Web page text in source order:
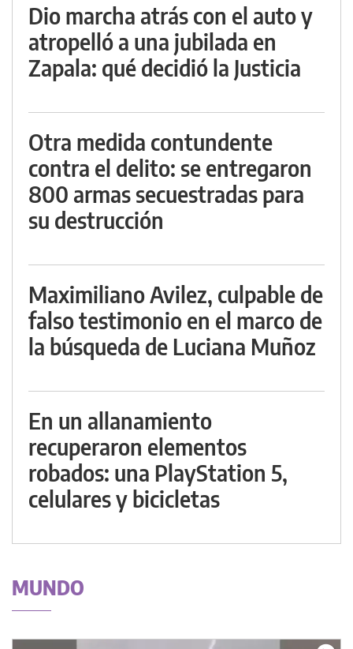
Dio marcha atrás con el auto y
atropelló a una jubilada en
Zapala: qué decidió la Justicia
Otra medida contundente
contra el delito: se entregaron
800 armas secuestradas para
su destrucción
Maximiliano Avilez, culpable de
falso testimonio en el marco de
la búsqueda de Luciana Muñoz
En un allanamiento
recuperaron elementos
robados: una PlayStation 5,
celulares y bicicletas
MUNDO